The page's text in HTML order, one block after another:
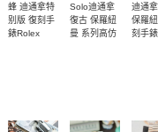
蜂 迪通拿特
别版 復刻手
錶Rolex
Solo迪通拿
復古 保羅紐
曼 系列高仿
迪通
保羅
刻手錶